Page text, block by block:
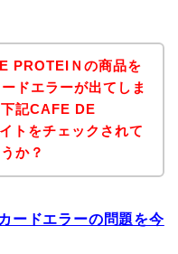
PROTEIＮの商品を
ドエラーが出てしま
記CAFE DE
トをチェックされて
か？
ードエラーの問題を今